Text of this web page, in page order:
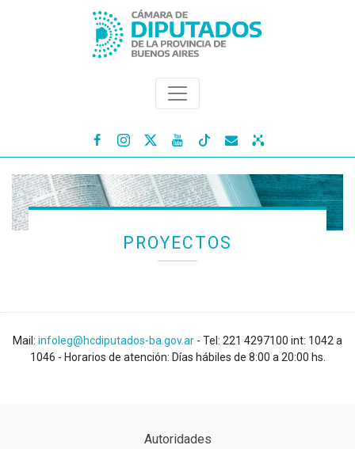
   
PROYECTOS
Mail: infoleg@hcdiputados-ba.gov.ar - Tel: 221 4297100 int: 1042 a
1046 - Horarios de atención: Días hábiles de 8:00 a 20:00 hs.
Autoridades